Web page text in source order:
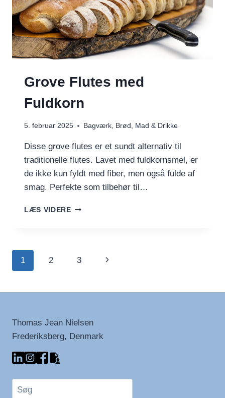
Grove Flutes med
Fuldkorn
5. februar 2025 Bagværk, Brød , Mad & Drikke
Disse grove flutes er et sundt alternativ til
traditionelle flutes. Lavet med fuldkornsmel, er
de ikke kun fyldt med fiber, men også fulde af
smag. Perfekte som tilbehør til…
LÆS VIDEREGROVE
Side
1 2 3
Næste
Thomas Jean Nielsen
Frederiksberg, Denmark
Søg